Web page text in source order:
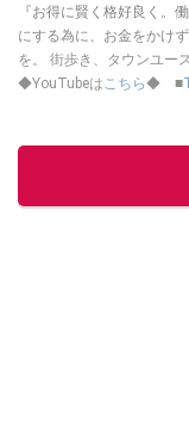
『お得に賢く格好良く。働きやすい
にする為に、お金をかけ
を。 街歩き、タウンユー
◆YouTubeはこちら◆ ■